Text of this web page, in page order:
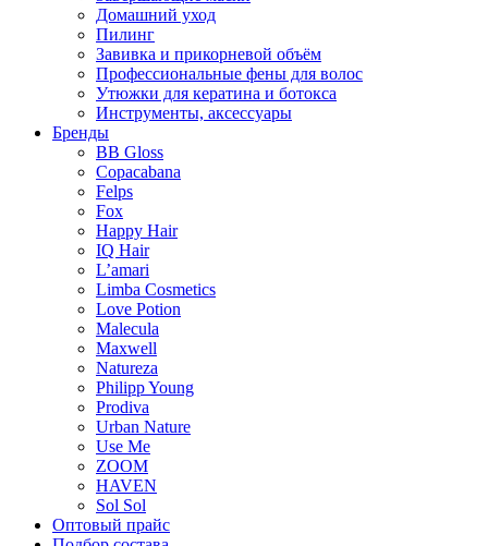
Домашний уход
Пилинг
Завивка и прикорневой объём
Профессиональные фены для волос
Утюжки для кератина и ботокса
Инструменты, аксессуары
Бренды
BB Gloss
Copacabana
Felps
Fox
Happy Hair
IQ Hair
L’amari
Limba Cosmetics
Love Potion
Malecula
Maxwell
Natureza
Philipp Young
Prodiva
Urban Nature
Use Me
ZOOM
HAVEN
Sol Sol
Оптовый прайс